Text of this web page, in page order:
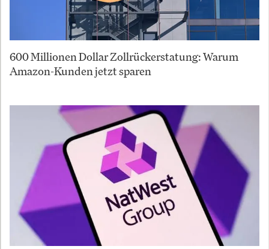
600 Millionen Dollar Zollrückerstatung: Warum
Amazon-Kunden jetzt sparen